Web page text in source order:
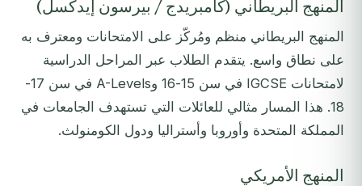
المنهج البريطاني (كامبريدج / بيرسون إيدكسل)
المنهج البريطاني منظم ومُركّز على الامتحانات ومعترف به
على نطاق واسع. يتقدم الطلاب عبر المراحل الدراسية
لامتحانات IGCSE في سن 15-16 وA-Levels في سن 17-
18. هذا المسار مثالي للعائلات التي تستهدف الجامعات في
المملكة المتحدة وأوروبا وأستراليا ودول الكومنولث.
المنهج الأمريكي